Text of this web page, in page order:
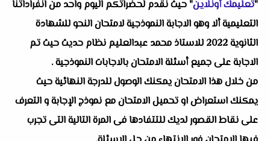
"تعليمك أونلاين" حيث نقدم لحضراتكم اليوم واحد من انفراداتنا
التعليمية ألا وهو الاجابة النموذجية لامتحان النحو للشهادة
الثانوية 2022 للاستاذ محمد عبدالعليم نظام حديث حيث تم
الاجابة على جميع أسئلة الامتحان بالاجابات النموذجية .
من خلال هذا الامتحان يمكنك الوصول للدرجة النهائية حيث
يمكنك استعراض او تحميل الامتحان مع نموذج الإجابة و التعرف
على نقاط القصور لديك للتتفادها فى المرة التالية التى تجرب